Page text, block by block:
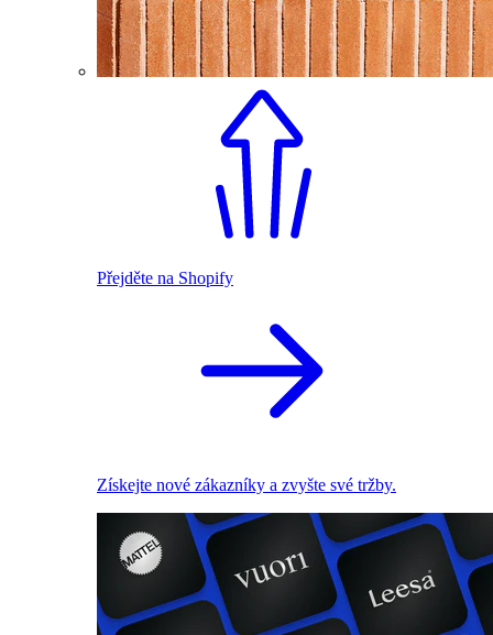
Přejděte na Shopify
Získejte nové zákazníky a zvyšte své tržby.